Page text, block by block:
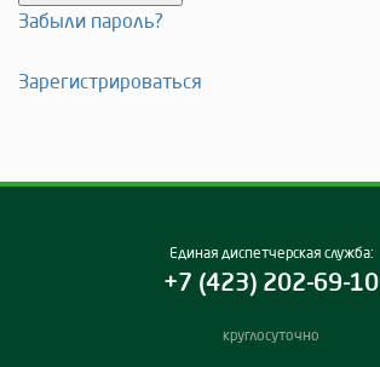
Забыли пароль?
Зарегистрироваться
Единая диспетчерская служба:
+7 (423) 202-69-10
круглосуточно